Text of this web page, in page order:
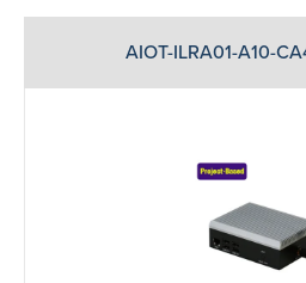
AIOT-ILRA01-A10-